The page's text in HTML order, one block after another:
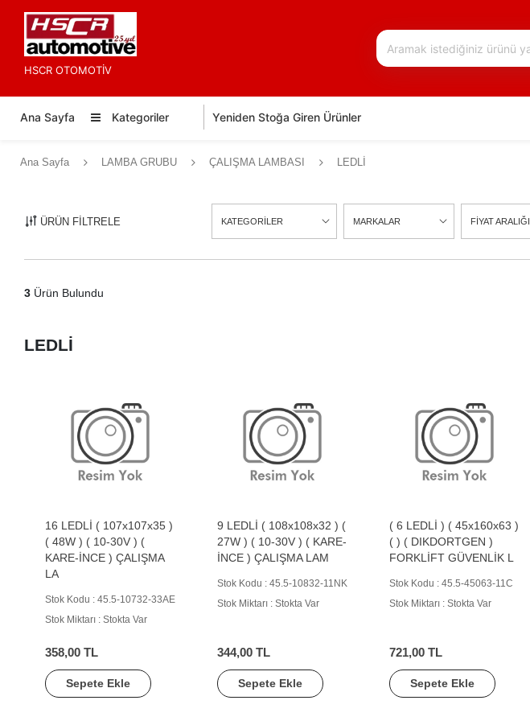
HSCR OTOMOTİV
Ana Sayfa Kategoriler Yeniden Stoğa Giren Ürünler
Ana Sayfa LAMBA GRUBU ÇALIŞMA LAMBASI LEDLİ
ÜRÜN FİLTRELE KATEGORİLER MARKALAR FİYAT ARALIĞI
3 Ürün Bulundu
LEDLİ
16 LEDLİ ( 107x107x35 )
( 48W ) ( 10-30V ) (
KARE-İNCE ) ÇALIŞMA
LA
Stok Kodu : 45.5-10732-33AE
Stok Miktarı : Stokta Var
358,00 TL
Sepete Ekle
9 LEDLİ ( 108x108x32 ) (
27W ) ( 10-30V ) ( KARE-
İNCE ) ÇALIŞMA LAM
Stok Kodu : 45.5-10832-11NK
Stok Miktarı : Stokta Var
344,00 TL
Sepete Ekle
( 6 LEDLİ ) ( 45x160x63 )
( ) ( DIKDORTGEN )
FORKLİFT GÜVENLİK L
Stok Kodu : 45.5-45063-11C
Stok Miktarı : Stokta Var
721,00 TL
Sepete Ekle